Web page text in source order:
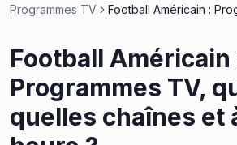
Programmes TV Football Américain :
Football Américain
Programmes TV,
quelles chaînes et